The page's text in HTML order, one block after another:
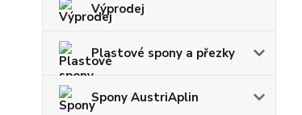
Výprodej
Plastové spony a přezky
Spony AustriAplin